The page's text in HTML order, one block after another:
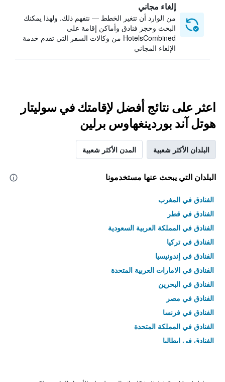
إلغاء مجاني
من الوارد أن تتغير الخطط — نتفهم ذلك. ولهذا يمكنك
البحث وحجز فنادق وأماكن إقامة على
HotelsCombined من وكالات السفر التي تقدم خدمة
الإلغاء المجاني
اعثر على نتائج أفضل لإقامتك في سوليتار
هوتل آند بوردينغهاوس برلين
البلدان الأكثر شعبية المدن الأكثر شعبية
البلدان التي يبحث عنها مستخدمونا
الفنادق في المغرب
الفنادق في قطر
الفنادق في المملكة العربية السعودية
الفنادق في تركيا
الفنادق في إندونيسيا
الفنادق في الامارات العربية المتحدة
الفنادق في البحرين
الفنادق في مصر
الفنادق في فرنسا
الفنادق في المملكة المتحدة
الفنادق في إيطاليا